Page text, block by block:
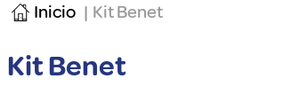
Kit Benet
Kit Benet